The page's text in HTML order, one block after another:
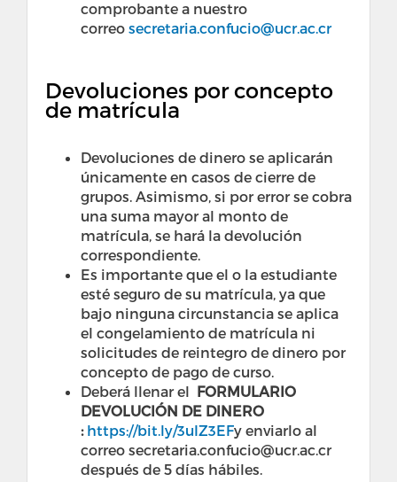
comprobante a nuestro
correo secretaria.confucio@ucr.ac.cr
Devoluciones por concepto
de matrícula
Devoluciones de dinero se aplicarán
únicamente en casos de cierre de
grupos. Asimismo, si por error se cobra
una suma mayor al monto de
matrícula, se hará la devolución
correspondiente.
Es importante que el o la estudiante
esté seguro de su matrícula, ya que
bajo ninguna circunstancia se aplica
el congelamiento de matrícula ni
solicitudes de reintegro de dinero por
concepto de pago de curso.
Deberá llenar el FORMULARIO
DEVOLUCIÓN DE DINERO
: https://bit.ly/3uIZ3EFy enviarlo al
correo secretaria.confucio@ucr.ac.cr
después de 5 días hábiles.